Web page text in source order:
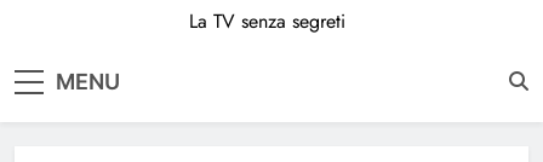
La TV senza segreti
MENU